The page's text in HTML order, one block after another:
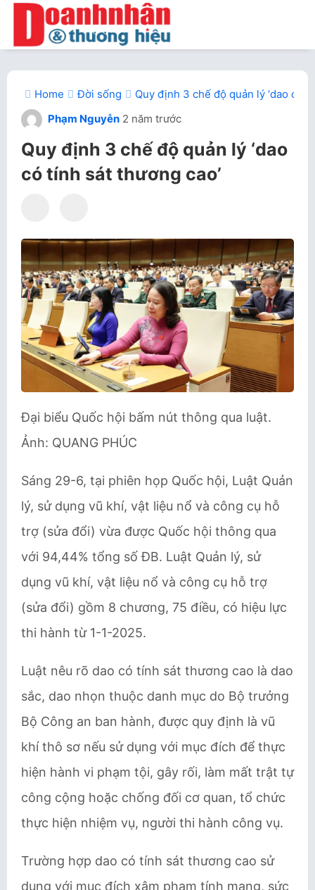
Home Đời sống
Quy định 3 chế độ quản lý ‘dao có
Phạm Nguyễn 2 năm trước
Quy định 3 chế độ quản lý ‘dao
có tính sát thương cao’
Đại biểu Quốc hội bấm nút thông qua luật.
Ảnh: QUANG PHÚC
Sáng 29-6, tại phiên họp Quốc hội, Luật Quản
lý, sử dụng vũ khí, vật liệu nổ và công cụ hỗ
trợ (sửa đổi) vừa được Quốc hội thông qua
với 94,44% tổng số ĐB. Luật Quản lý, sử
dụng vũ khí, vật liệu nổ và công cụ hỗ trợ
(sửa đổi) gồm 8 chương, 75 điều, có hiệu lực
thi hành từ 1-1-2025.
Luật nêu rõ dao có tính sát thương cao là dao
sắc, dao nhọn thuộc danh mục do Bộ trưởng
Bộ Công an ban hành, được quy định là vũ
khí thô sơ nếu sử dụng với mục đích để thực
hiện hành vi phạm tội, gây rối, làm mất trật tự
công cộng hoặc chống đối cơ quan, tổ chức
thực hiện nhiệm vụ, người thi hành công vụ.
Trường hợp dao có tính sát thương cao sử
dụng với mục đích xâm phạm tính mạng, sức